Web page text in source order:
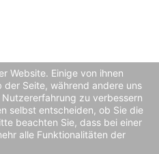
Website. Einige von ihnen
der Seite, während andere uns
zu verbessern
selbst entscheiden, ob Sie die
beachten Sie, dass bei einer
alle Funktionalitäten der